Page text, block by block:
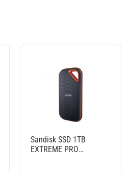
Sandisk SSD 1TB
EXTREME PRO